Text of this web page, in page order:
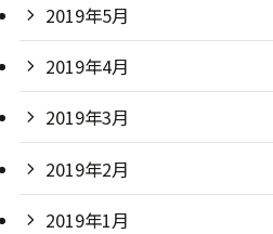
2019年5月
2019年4月
2019年3月
2019年2月
2019年1月